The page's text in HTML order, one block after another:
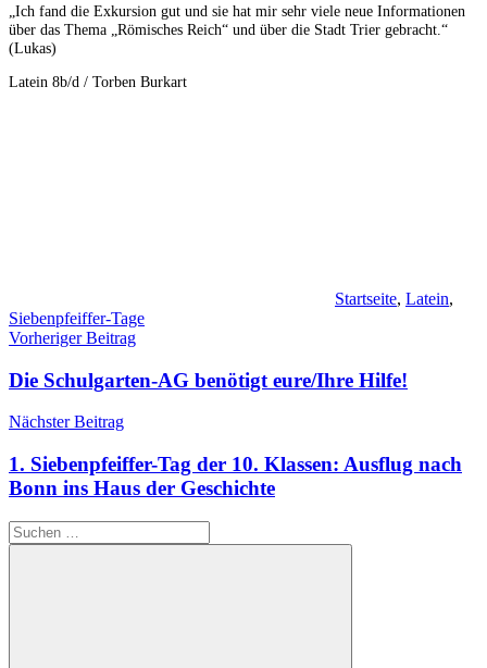
„Ich fand die Exkursion gut und sie hat mir sehr viele neue Informationen
über das Thema „Römisches Reich“ und über die Stadt Trier gebracht.“
(Lukas)
Latein 8b/d / Torben Burkart
Startseite, Latein,
Siebenpfeiffer-Tage
Beitragsnavigation
Vorheriger Beitrag
Die Schulgarten-AG benötigt eure/Ihre Hilfe!
Nächster Beitrag
1. Siebenpfeiffer-Tag der 10. Klassen: Ausflug nach
Bonn ins Haus der Geschichte
Suchen
nach: